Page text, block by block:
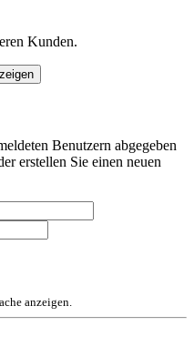
Kunden.
Benutzern abgegeben
erstellen Sie einen neuen
anzeigen.